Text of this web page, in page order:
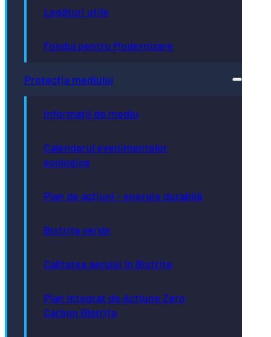
Legături utile
Fondul pentru Modernizare
Protecția mediului
Informații de mediu
Calendarul evenimentelor
ecologice
Plan de acțiuni - energie durabilă
Bistrița verde
Calitatea aerului în Bistrița
Plan Integrat de Acțiune Zero
Carbon Bistrița